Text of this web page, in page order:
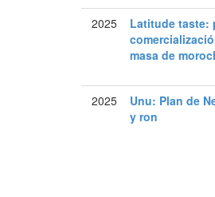
2025
Latitude taste:
masa de
2025
Unu: Plan de
y ron